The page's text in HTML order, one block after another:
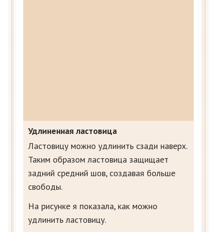
Удлиненная ластовица
Ластовицу можно удлинить сзади наверх.
Таким образом ластовица защищает
задний средний шов, создавая больше
свободы.
На рисунке я показала, как можно
удлинить ластовицу.